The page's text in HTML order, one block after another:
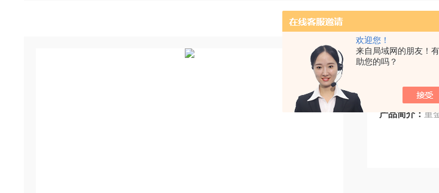
欢迎您！
来自局域网的朋友！
助您的吗？
重金属
产品简介： 重